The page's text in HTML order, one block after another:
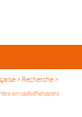
> Recherche >
en radiothérapies